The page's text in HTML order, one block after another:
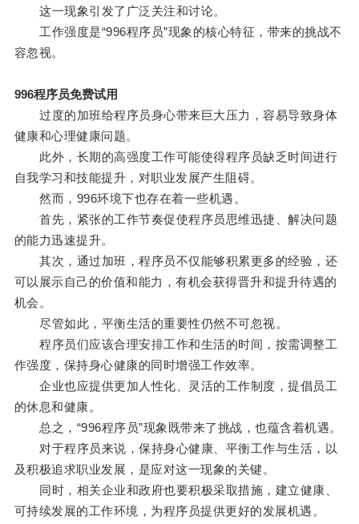
这一现象引发了广泛关注和讨论。
工作强度是“996程序员”现象的核心特征，带来的挑战不
容忽视。
996程序员免费试用
过度的加班给程序员身心带来巨大压力，容易导致身体
健康和心理健康问题。
此外，长期的高强度工作可能使得程序员缺乏时间进行
自我学习和技能提升，对职业发展产生阻碍。
然而，996环境下也存在着一些机遇。
首先，紧张的工作节奏促使程序员思维迅捷、解决问题
的能力迅速提升。
其次，通过加班，程序员不仅能够积累更多的经验，还
可以展示自己的价值和能力，有机会获得晋升和提升待遇的
机会。
尽管如此，平衡生活的重要性仍然不可忽视。
程序员们应该合理安排工作和生活的时间，按需调整工
作强度，保持身心健康的同时增强工作效率。
企业也应提供更加人性化、灵活的工作制度，提倡员工
的休息和健康。
总之，“996程序员”现象既带来了挑战，也蕴含着机遇。
对于程序员来说，保持身心健康、平衡工作与生活，以
及积极追求职业发展，是应对这一现象的关键。
同时，相关企业和政府也要积极采取措施，建立健康、
可持续发展的工作环境，为程序员提供更好的发展机遇。